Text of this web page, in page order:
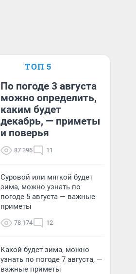
ТОП 5
По погоде 3 августа
можно определить,
каким будет
декабрь, — приметы
и поверья
87 396 11
Суровой или мягкой будет
зима, можно узнать по
погоде 5 августа — важные
приметы
78 174 12
Какой будет зима, можно
узнать по погоде 7 августа, —
важные приметы